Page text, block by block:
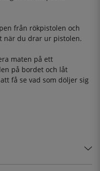
från rökpistolen och
när du drar ur pistolen.
maten på ett
på bordet och låt
få se vad som döljer sig